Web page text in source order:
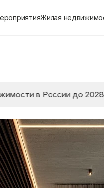
Жилая
России до 2028 года